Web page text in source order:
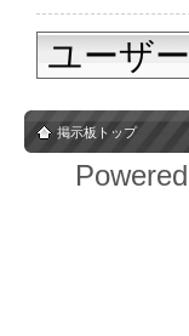
ユーザ
掲示板トップ